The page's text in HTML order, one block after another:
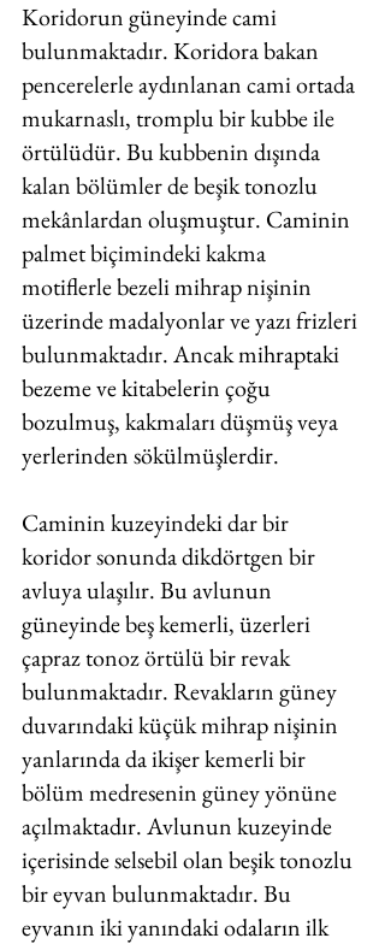
Koridorun güneyinde cami
bulunmaktadır. Koridora bakan
pencerelerle aydınlanan cami ortada
mukarnaslı, tromplu bir kubbe ile
örtülüdür. Bu kubbenin dışında
kalan bölümler de beşik tonozlu
mekânlardan oluşmuştur. Caminin
palmet biçimindeki kakma
motiflerle bezeli mihrap nişinin
üzerinde madalyonlar ve yazı frizleri
bulunmaktadır. Ancak mihraptaki
bezeme ve kitabelerin çoğu
bozulmuş, kakmaları düşmüş veya
yerlerinden sökülmüşlerdir.
Caminin kuzeyindeki dar bir
koridor sonunda dikdörtgen bir
avluya ulaşılır. Bu avlunun
güneyinde beş kemerli, üzerleri
çapraz tonoz örtülü bir revak
bulunmaktadır. Revakların güney
duvarındaki küçük mihrap nişinin
yanlarında da ikişer kemerli bir
bölüm medresenin güney yönüne
açılmaktadır. Avlunun kuzeyinde
içerisinde selsebil olan beşik tonozlu
bir eyvan bulunmaktadır. Bu
eyvanın iki yanındaki odaların ilk